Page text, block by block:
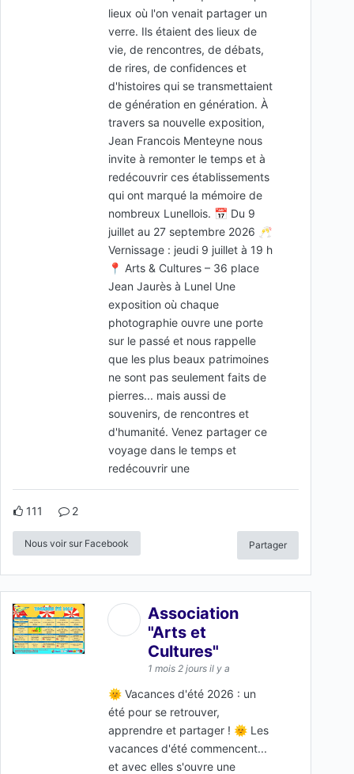
lieux où l'on venait partager un
verre. Ils étaient des lieux de
vie, de rencontres, de débats,
de rires, de confidences et
d'histoires qui se transmettaient
de génération en génération. À
travers sa nouvelle exposition,
Jean Francois Menteyne nous
invite à remonter le temps et à
redécouvrir ces établissements
qui ont marqué la mémoire de
nombreux Lunellois. 📅 Du 9
juillet au 27 septembre 2026 🥂
Vernissage : jeudi 9 juillet à 19 h
📍 Arts & Cultures – 36 place
Jean Jaurès à Lunel Une
exposition où chaque
photographie ouvre une porte
sur le passé et nous rappelle
que les plus beaux patrimoines
ne sont pas seulement faits de
pierres... mais aussi de
souvenirs, de rencontres et
d'humanité. Venez partager ce
voyage dans le temps et
redécouvrir une
111 2
Nous voir sur Facebook Partager
Association
"Arts et
Cultures"
1 mois 2 jours il y a
🌞 Vacances d'été 2026 : un
été pour se retrouver,
apprendre et partager ! 🌞 Les
vacances d'été commencent...
et avec elles s'ouvre une